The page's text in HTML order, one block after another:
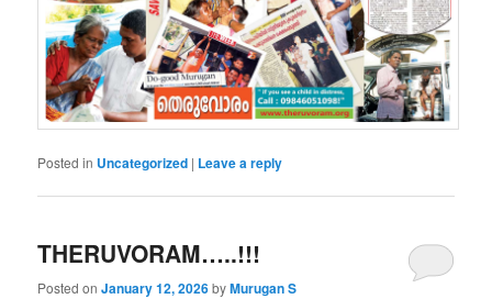
Posted in Uncategorized | Leave a reply
THERUVORAM…..!!!
Posted onJanuary 12, 2026byMurugan S